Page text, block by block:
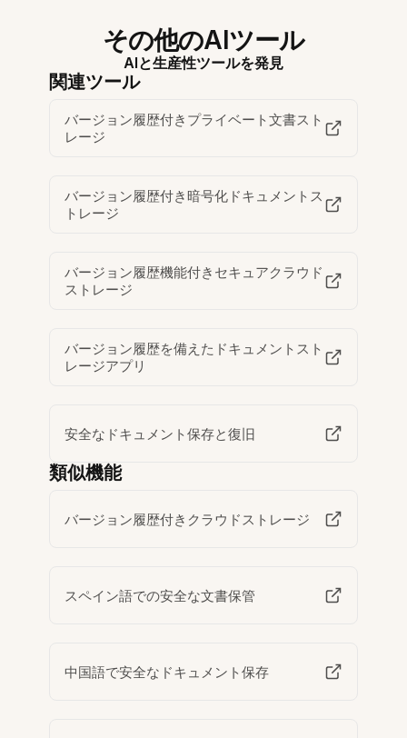
その他のAIツール
AIと生産性ツールを発見
関連ツール
バージョン履歴付きプライベート文書スト
レージ
バージョン履歴付き暗号化ドキュメントス
トレージ
バージョン履歴機能付きセキュアクラウド
ストレージ
バージョン履歴を備えたドキュメントスト
レージアプリ
安全なドキュメント保存と復旧
類似機能
バージョン履歴付きクラウドストレージ
スペイン語での安全な文書保管
中国語で安全なドキュメント保存